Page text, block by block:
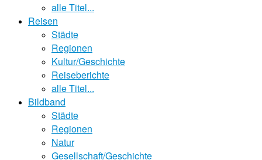
alle Titel...
Reisen
Städte
Regionen
Kultur/Geschichte
Reiseberichte
alle Titel...
Bildband
Städte
Regionen
Natur
Gesellschaft/Geschichte